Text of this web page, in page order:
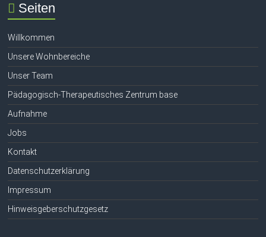
Seiten
Willkommen
Unsere Wohnbereiche
Unser Team
Pädagogisch-Therapeutisches Zentrum base
Aufnahme
Jobs
Kontakt
Datenschutzerklärung
Impressum
Hinweisgeberschutzgesetz